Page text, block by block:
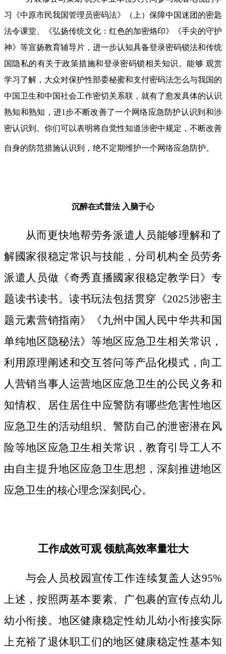
习《中原市民我国管理员密码法》（上）保障中国迷团的密匙
法令课堂、《弘扬传统文化：红色的加密烙印》《手尖的守护
神》等宣扬教育辅导片，进一步认知具备登录密码锁法和传统
国隐私的有关于政策措施和登录密码锁相关知识。能够 观赏
学习了解，大众对保护性部委秘蜜和支付密码法怎么与我国的
中国卫生和中国社会工作密切关系联，就有了愈发具体的认识
熟知和熟知，进1步不断改善了一个网络应急防护认识到和涉
密认识到。你们可以表明将自觉性知道涉密中规定，不断改善
自身的防范措施认识到，绝不定期维护一个网络应急防护。
沉醉在式普法 入脑于心
从而更快地帮劳务派遣人员能够理解和了
解國家很稳定常识与技能，分司机构全员劳务
派遣人员做《奇秀直播國家很稳定教学日》专
题读书读书。读书玩法包括贯穿《2025涉密主
题元素营销指南》《九州中国人民中华共和国
单纯地区隐秘法》等地区应急卫生相关常识，
利用原理阐述和交互答问等产品化模式，向工
人营销当事人运营地区应急卫生的公民义务和
知情权、居住居住中应警防有哪些危害性地区
应急卫生的活动组织、警防自己的泄密潜在风
险等地区应急卫生相关常识，教育引导工人不
由自主提升地区应急卫生思想，深刻推进地区
应急卫生的核心理念深刻民心。
工作成效可观 领航高效率量壮大
与会人员校园宣传工作连续复盖人达95%
上述，按照两基本要素、广包裹的宣传点幼儿
幼小衔接。地区健康稳定性幼儿幼小衔接实际
上充裕了退休职工们的地区健康稳定性基本知